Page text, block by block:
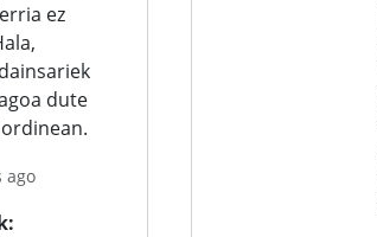
ez
dute
ago